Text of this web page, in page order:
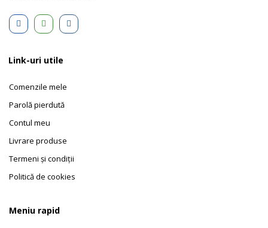
Link-uri utile
Comenzile mele
Parolă pierdută
Contul meu
Livrare produse
Termeni și condiții
Politică de cookies
Meniu rapid